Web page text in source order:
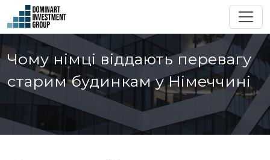
Чому німці віддають перевагу
старим будинкам у Німеччині